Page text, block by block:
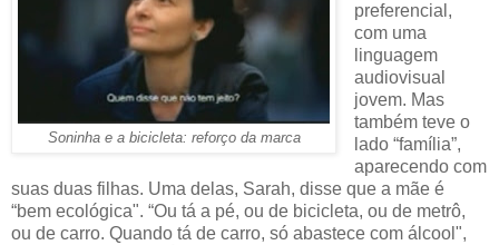
Soninha e a bicicleta: reforço da marca
preferencial,
com uma
linguagem
audiovisual
jovem. Mas
também teve o
lado “família”,
aparecendo com
suas duas filhas. Uma delas, Sarah, disse que a mãe é
“bem ecológica". “Ou tá a pé, ou de bicicleta, ou de metrô,
ou de carro. Quando tá de carro, só abastece com álcool",